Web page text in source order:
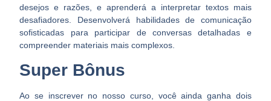
desejos e razões, e aprenderá a interpretar textos mais
desafiadores. Desenvolverá habilidades de comunicação
sofisticadas para participar de conversas detalhadas e
compreender materiais mais complexos.
Super Bônus
Ao se inscrever no nosso curso, você ainda ganha dois